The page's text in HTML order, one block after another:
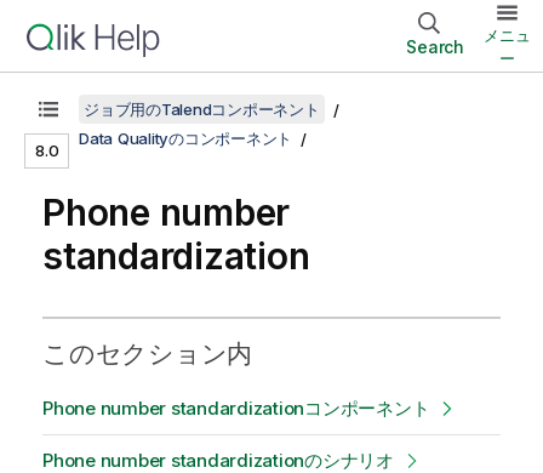
Search
メニュ
ー
8.0
ジョブ用のTalendコンポーネント
Data Qualityのコンポーネント
Phone number
standardization
このセクション内
Phone number standardizationコンポーネント
Phone number standardizationのシナリオ